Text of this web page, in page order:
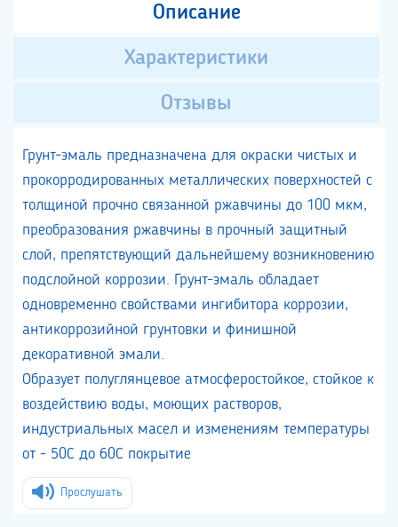
Описание
Характеристики
Отзывы
Грунт-эмаль предназначена для окраски чистых и
прокорродированных металлических поверхностей с
толщиной прочно связанной ржавчины до 100 мкм,
преобразования ржавчины в прочный защитный
слой, препятствующий дальнейшему возникновению
подслойной коррозии. Грунт-эмаль обладает
одновременно свойствами ингибитора коррозии,
антикоррозийной грунтовки и финишной
декоративной эмали.
Образует полуглянцевое атмосферостойкое, стойкое к
воздействию воды, моющих растворов,
индустриальных масел и изменениям температуры
от - 50С до 60С покрытие
Прослушать